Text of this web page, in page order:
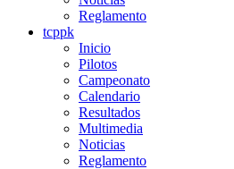
Reglamento
tcppk
Inicio
Pilotos
Campeonato
Calendario
Resultados
Multimedia
Noticias
Reglamento